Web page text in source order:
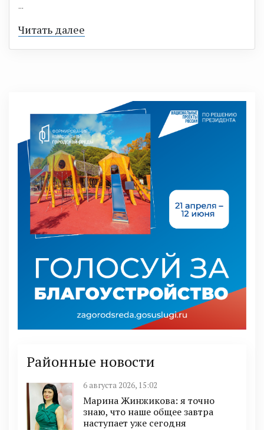
...
Читать далее
Районные новости
6 августа 2026, 15:02
Марина Жинжикова: я точно
знаю, что наше общее завтра
наступает уже сегодня